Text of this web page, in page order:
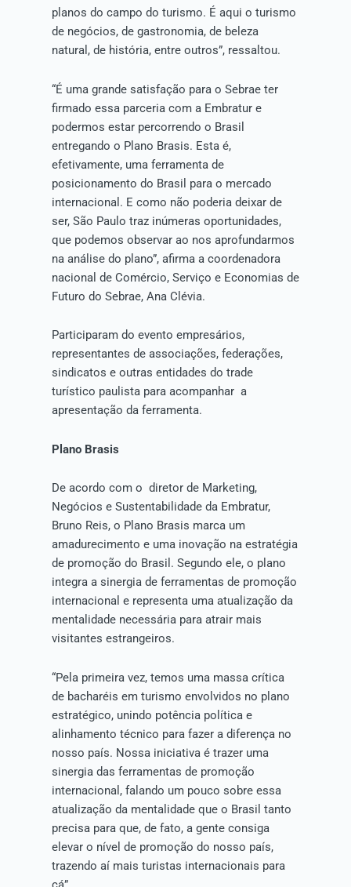
planos do campo do turismo. É aqui o turismo
de negócios, de gastronomia, de beleza
natural, de história, entre outros”, ressaltou.
“É uma grande satisfação para o Sebrae ter
firmado essa parceria com a Embratur e
podermos estar percorrendo o Brasil
entregando o Plano Brasis. Esta é,
efetivamente, uma ferramenta de
posicionamento do Brasil para o mercado
internacional. E como não poderia deixar de
ser, São Paulo traz inúmeras oportunidades,
que podemos observar ao nos aprofundarmos
na análise do plano”, afirma a coordenadora
nacional de Comércio, Serviço e Economias de
Futuro do Sebrae, Ana Clévia.
Participaram do evento empresários,
representantes de associações, federações,
sindicatos e outras entidades do trade
turístico paulista para acompanhar a
apresentação da ferramenta.
Plano Brasis
De acordo com o diretor de Marketing,
Negócios e Sustentabilidade da Embratur,
Bruno Reis, o Plano Brasis marca um
amadurecimento e uma inovação na estratégia
de promoção do Brasil. Segundo ele, o plano
integra a sinergia de ferramentas de promoção
internacional e representa uma atualização da
mentalidade necessária para atrair mais
visitantes estrangeiros.
“Pela primeira vez, temos uma massa crítica
de bacharéis em turismo envolvidos no plano
estratégico, unindo potência política e
alinhamento técnico para fazer a diferença no
nosso país. Nossa iniciativa é trazer uma
sinergia das ferramentas de promoção
internacional, falando um pouco sobre essa
atualização da mentalidade que o Brasil tanto
precisa para que, de fato, a gente consiga
elevar o nível de promoção do nosso país,
trazendo aí mais turistas internacionais para